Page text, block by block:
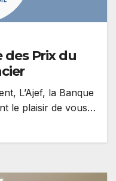
des Prix du
L’Ajef, la Banque
le plaisir de vous